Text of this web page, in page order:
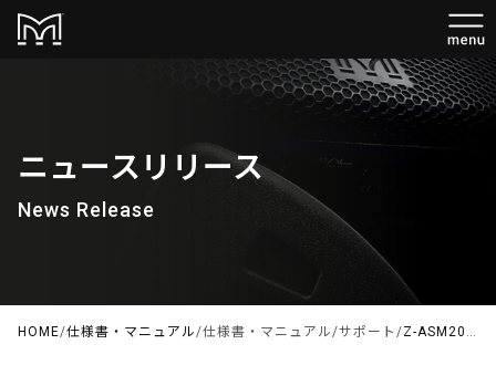
ニュースリリース
News Release
HOME/仕様書・マニュアル/仕様書・マニュアル/サポート /Z-ASM20017